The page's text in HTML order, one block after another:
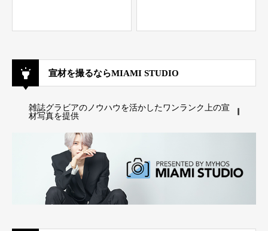
宣材を撮るならMIAMI STUDIO
雑誌グラビアのノウハウを活かしたワンランク上の宣
材写真を提供